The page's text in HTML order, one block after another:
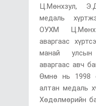
Ц.Мөнхзул,
медаль
ОУХМ
аваргаас
манай улсын
аваргаас авч
Өмнө нь 1998
алтан медаль
Хөдөлмөрийн